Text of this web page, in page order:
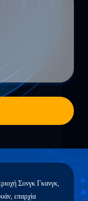
Σονγκ Γκανγκ,
επαρχία